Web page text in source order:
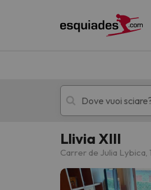
Hotel + skipass
Llivia XIII
Carrer de Julia Lybica,